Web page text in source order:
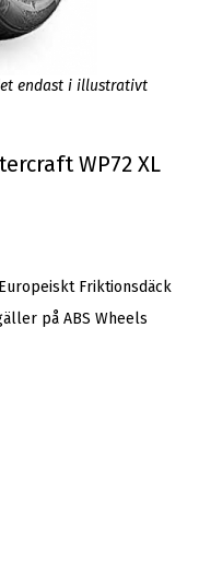
endast i illustrativt
WP72 XL
Europeiskt Friktionsdäck
på ABS Wheels